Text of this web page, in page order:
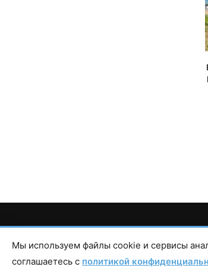
Республика Дагестан, г. Махачкала, пр-т
Мы используем файлы cookie и сервисы
соглашаетесь с политикой